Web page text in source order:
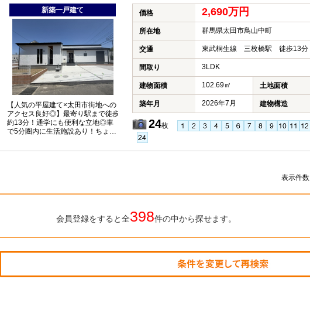
新築一戸建て
【人気の平屋建て×太田市街地への
アクセス良好◎】最寄り駅まで徒歩
約13分！通学にも便利な立地◎車
で5分圏内に生活施設あり！ちょっ
長期優良住宅認定物件！
価格 2,690万円
所在地 群馬県太田市鳥山中町
交通 東武桐生線 三枚橋駅 徒歩13分
間取り 3LDK
建物面積 102.69㎡ 土地面積
築年月 2026年7月 建物構造
24枚
表示件数
会員登録をすると全398件の中から探せます。